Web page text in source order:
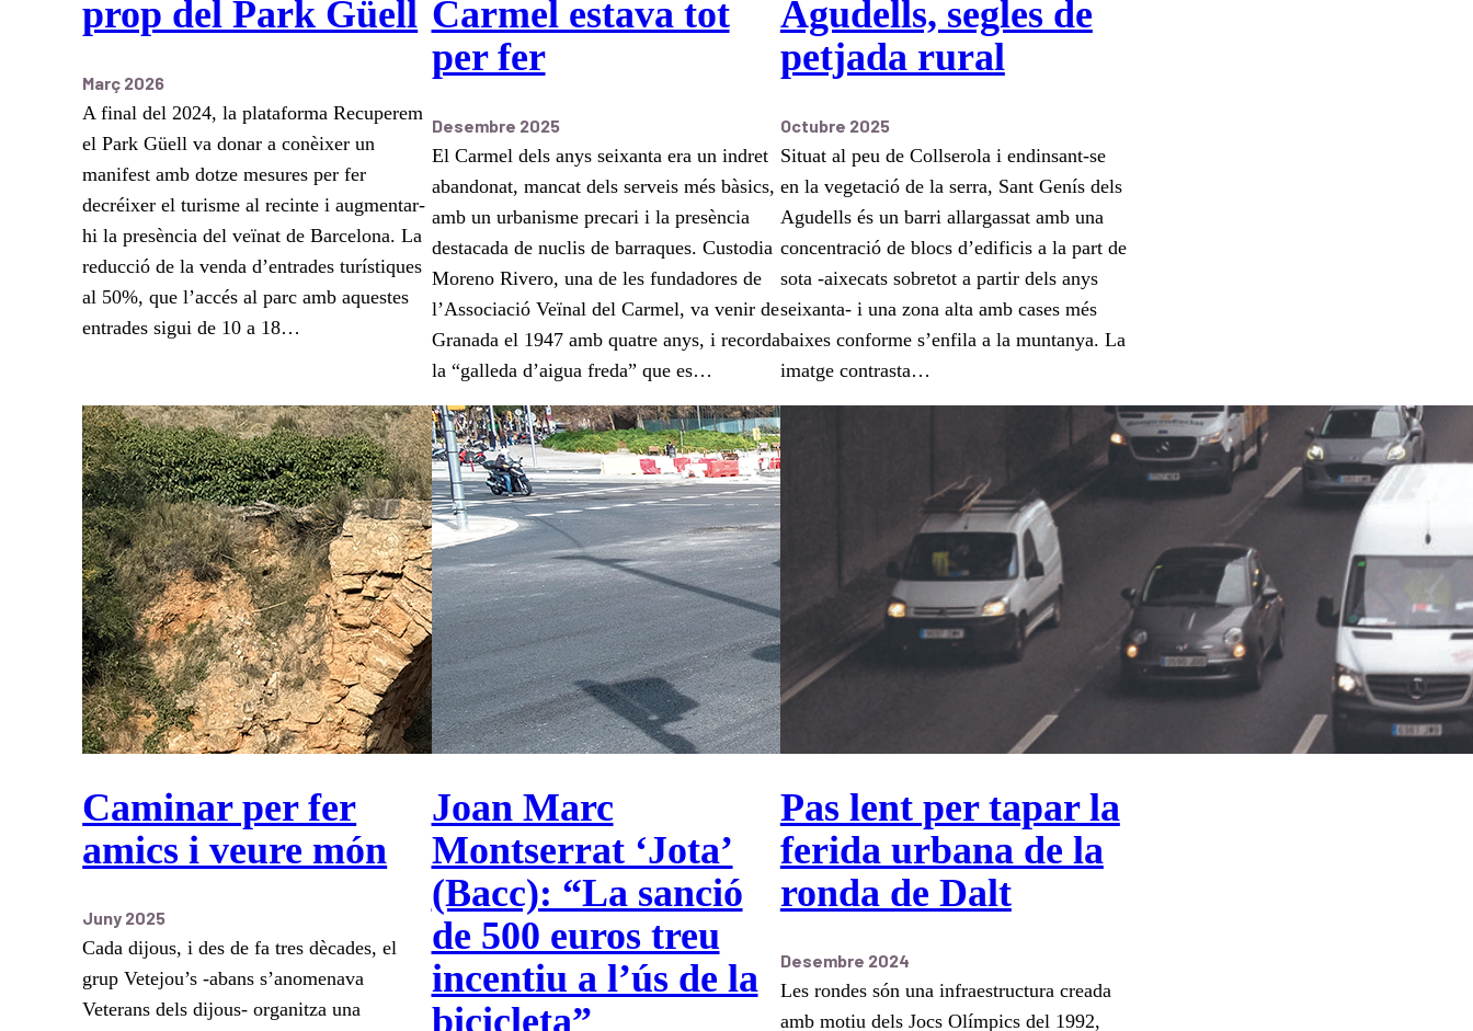
prop del Park Güell
Març 2026
A final del 2024, la plataforma Recuperem
el Park Güell va donar a conèixer un
manifest amb dotze mesures per fer
decréixer el turisme al recinte i augmentar-
hi la presència del veïnat de Barcelona. La
reducció de la venda d’entrades turístiques
al 50%, que l’accés al parc amb aquestes
entrades sigui de 10 a 18…
Carmel estava tot
per fer
Desembre 2025
El Carmel dels anys seixanta era un indret
abandonat, mancat dels serveis més bàsics,
amb un urbanisme precari i la presència
destacada de nuclis de barraques. Custodia
Moreno Rivero, una de les fundadores de
l’Associació Veïnal del Carmel, va venir de
Granada el 1947 amb quatre anys, i recorda
la “galleda d’aigua freda” que es…
Agudells, segles de
petjada rural
Octubre 2025
Situat al peu de Collserola i endinsant-se
en la vegetació de la serra, Sant Genís dels
Agudells és un barri allargassat amb una
concentració de blocs d’edificis a la part de
sota -aixecats sobretot a partir dels anys
seixanta- i una zona alta amb cases més
baixes conforme s’enfila a la muntanya. La
imatge contrasta…
Caminar per fer
amics i veure món
Juny 2025
Cada dijous, i des de fa tres dècades, el
grup Vetejou’s -abans s’anomenava
Veterans dels dijous- organitza una
Joan Marc
Montserrat ‘Jota’
(Bacc): “La sanció
de 500 euros treu
incentiu a l’ús de la
bicicleta”
Pas lent per tapar la
ferida urbana de la
ronda de Dalt
Desembre 2024
Les rondes són una infraestructura creada
amb motiu dels Jocs Olímpics del 1992,